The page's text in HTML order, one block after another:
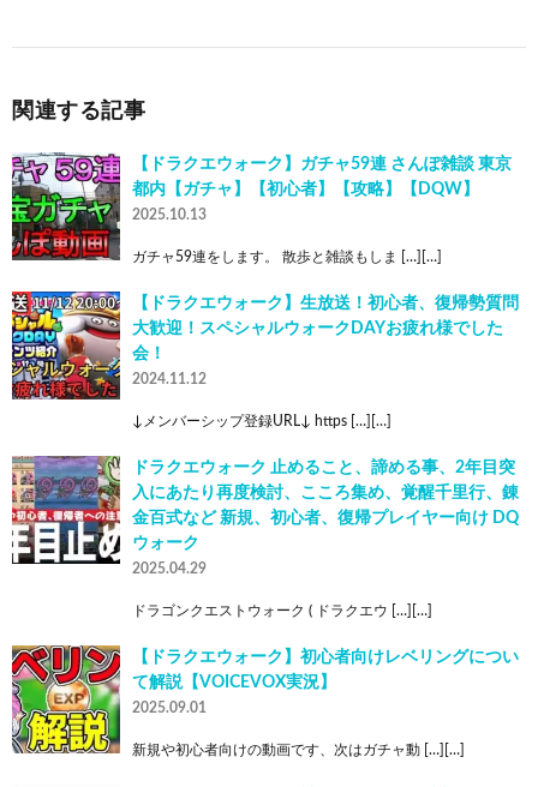
関連する記事
【ドラクエウォーク】ガチャ59連 さんぽ雑談 東京
都内【ガチャ】【初心者】【攻略】【DQW】
2025.10.13
ガチャ59連をします。 散歩と雑談もしま […][…]
【ドラクエウォーク】生放送！初心者、復帰勢質問
大歓迎！スペシャルウォークDAYお疲れ様でした
会！
2024.11.12
↓メンバーシップ登録URL↓ https […][…]
ドラクエウォーク 止めること、諦める事、2年目突
入にあたり再度検討、こころ集め、覚醒千里行、錬
金百式など 新規、初心者、復帰プレイヤー向け DQ
ウォーク
2025.04.29
ドラゴンクエストウォーク ( ドラクエウ […][…]
【ドラクエウォーク】初心者向けレベリングについ
て解説【VOICEVOX実況】
2025.09.01
新規や初心者向けの動画です、次はガチャ動 […][…]